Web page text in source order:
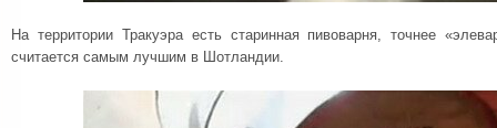
На территории Тракуэра есть старинная пивоварня, точнее
считается самым лучшим в Шотландии.